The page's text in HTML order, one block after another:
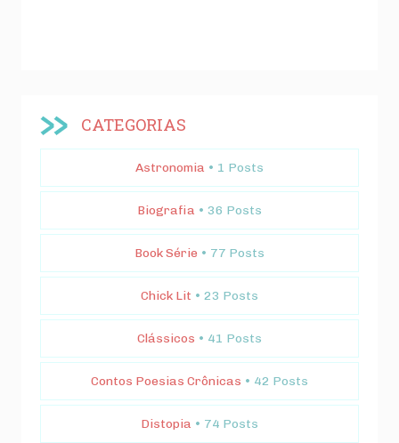
CATEGORIAS
Astronomia • 1 Posts
Biografia • 36 Posts
Book Série • 77 Posts
Chick Lit • 23 Posts
Clássicos • 41 Posts
Contos Poesias Crônicas • 42 Posts
Distopia • 74 Posts